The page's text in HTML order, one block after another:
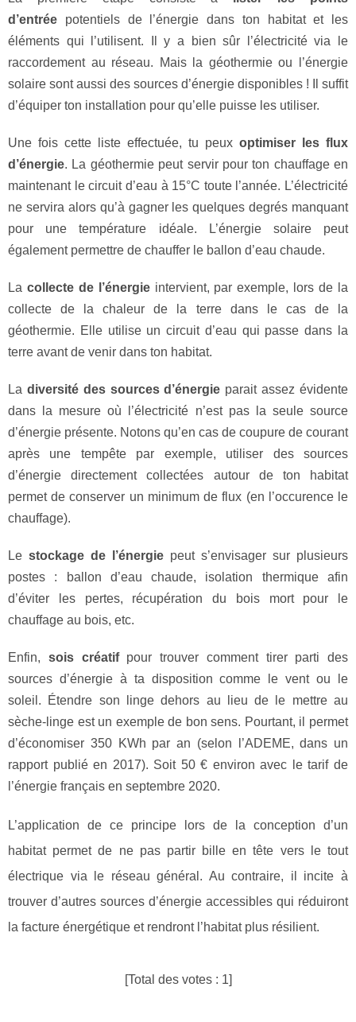
d’entrée potentiels de l’énergie dans ton habitat et les
éléments qui l’utilisent. Il y a bien sûr l’électricité via le
raccordement au réseau. Mais la géothermie ou l’énergie
solaire sont aussi des sources d’énergie disponibles ! Il suffit
d’équiper ton installation pour qu’elle puisse les utiliser.
Une fois cette liste effectuée, tu peux optimiser les flux
d’énergie. La géothermie peut servir pour ton chauffage en
maintenant le circuit d’eau à 15°C toute l’année. L’électricité
ne servira alors qu’à gagner les quelques degrés manquant
pour une température idéale. L’énergie solaire peut
également permettre de chauffer le ballon d’eau chaude.
La collecte de l’énergieintervient, par exemple, lors de la
collecte de la chaleur de la terre dans le cas de la
géothermie. Elle utilise un circuit d’eau qui passe dans la
terre avant de venir dans ton habitat.
La diversité des sources d’énergie parait assez évidente
dans la mesure où l’électricité n’est pas la seule source
d’énergie présente. Notons qu’en cas de coupure de courant
après une tempête par exemple, utiliser des sources
d’énergie directement collectées autour de ton habitat
permet de conserver un minimum de flux (en l’occurence le
chauffage).
Le stockage de l’énergie peut s’envisager sur plusieurs
postes : ballon d’eau chaude, isolation thermique afin
d’éviter les pertes, récupération du bois mort pour le
chauffage au bois, etc.
Enfin, sois créatifpour trouver comment tirer parti des
sources d’énergie à ta disposition comme le vent ou le
soleil. Étendre son linge dehors au lieu de le mettre au
sèche-linge est un exemple de bon sens. Pourtant, il permet
d’économiser 350 KWh par an (selon l’ADEME, dans un
rapport publié en 2017). Soit 50 € environ avec le tarif de
l’énergie français en septembre 2020.
L’application de ce principe lors de la conception d’un
habitat permet de ne pas partir bille en tête vers le tout
électrique via le réseau général. Au contraire, il incite à
trouver d’autres sources d’énergie accessibles qui réduiront
la facture énergétique et rendront l’habitat plus résilient.
[Total des votes : 1]